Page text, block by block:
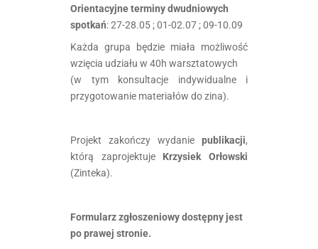
Orientacyjne terminy dwudniowych
spotkań: 27-28.05 ; 01-02.07 ; 09-10.09
Każda grupa będzie miała możliwość
wzięcia udziału w 40h warsztatowych
(w tym konsultacje indywidualne i
przygotowanie materiałów do zina).
Projekt zakończy wydanie publikacji,
którą zaprojektuje Krzysiek Orłowski
(Zinteka).
Formularz zgłoszeniowy dostępny jest
po prawej stronie.